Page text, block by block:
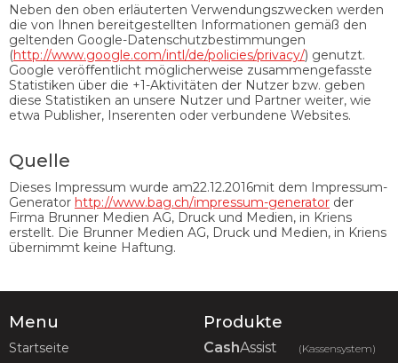
Neben den oben erläuterten Verwendungszwecken werden
die von Ihnen bereitgestellten Informationen gemäß den
geltenden Google-Datenschutzbestimmungen
(http://www.google.com/intl/de/policies/privacy/) genutzt.
Google veröffentlicht möglicherweise zusammengefasste
Statistiken über die +1-Aktivitäten der Nutzer bzw. geben
diese Statistiken an unsere Nutzer und Partner weiter, wie
etwa Publisher, Inserenten oder verbundene Websites.
Quelle
Dieses Impressum wurde am22.12.2016mit dem Impressum-
Generator http://www.bag.ch/impressum-generator der
Firma Brunner Medien AG, Druck und Medien, in Kriens
erstellt. Die Brunner Medien AG, Druck und Medien, in Kriens
übernimmt keine Haftung.
Menu
Startseite
Produkte
CashAssist (Kassensystem)